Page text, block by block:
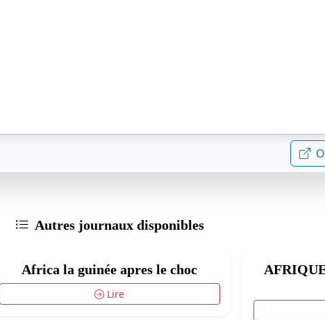
Autres journaux disponibles
Africa la guinée apres le choc
Lire